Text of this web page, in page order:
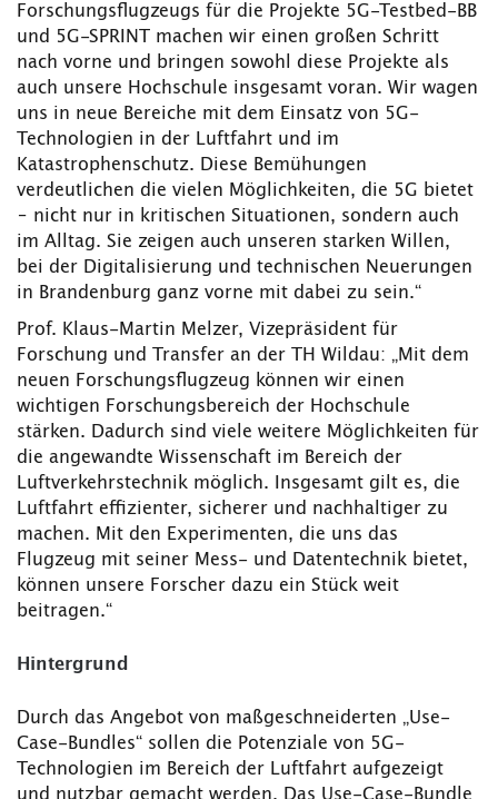
Forschungsflugzeugs für die Projekte 5G-Testbed-BB
und 5G-SPRINT machen wir einen großen Schritt
nach vorne und bringen sowohl diese Projekte als
auch unsere Hochschule insgesamt voran. Wir wagen
uns in neue Bereiche mit dem Einsatz von 5G-
Technologien in der Luftfahrt und im
Katastrophenschutz. Diese Bemühungen
verdeutlichen die vielen Möglichkeiten, die 5G bietet
– nicht nur in kritischen Situationen, sondern auch
im Alltag. Sie zeigen auch unseren starken Willen,
bei der Digitalisierung und technischen Neuerungen
in Brandenburg ganz vorne mit dabei zu sein.“
Prof. Klaus-Martin Melzer, Vizepräsident für
Forschung und Transfer an der TH Wildau: „Mit dem
neuen Forschungsflugzeug können wir einen
wichtigen Forschungsbereich der Hochschule
stärken. Dadurch sind viele weitere Möglichkeiten für
die angewandte Wissenschaft im Bereich der
Luftverkehrstechnik möglich. Insgesamt gilt es, die
Luftfahrt effizienter, sicherer und nachhaltiger zu
machen. Mit den Experimenten, die uns das
Flugzeug mit seiner Mess- und Datentechnik bietet,
können unsere Forscher dazu ein Stück weit
beitragen.“
Hintergrund
Durch das Angebot von maßgeschneiderten „Use-
Case-Bundles“ sollen die Potenziale von 5G-
Technologien im Bereich der Luftfahrt aufgezeigt
und nutzbar gemacht werden. Das Use-Case-Bundle